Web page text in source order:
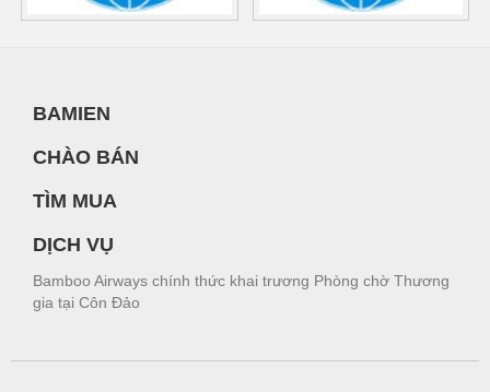
BAMIEN
CHÀO BÁN
TÌM MUA
DỊCH VỤ
Bamboo Airways chính thức khai trương Phòng chờ Thương
gia tại Côn Đảo